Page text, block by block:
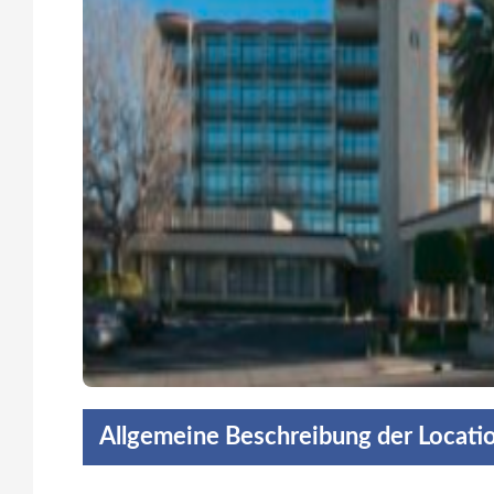
Allgemeine Beschreibung der